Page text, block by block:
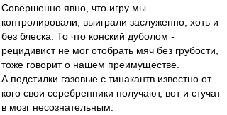
Совершенно явно, что игру мы
контролировали, выиграли заслуженно, хоть и
без блеска. То что конский дуболом -
рецидивист не мог отобрать мяч без грубости,
тоже говорит о нашем преимуществе.
А подстилки газовые с тинакантв известно от
кого свои серебренники получают, вот и стучат
в мозг несознательным.